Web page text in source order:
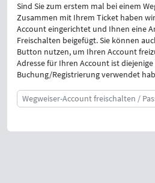
Sind Sie zum erstem mal bei einem
Zusammen mit Ihrem Ticket haben
Account eingerichtet und Ihnen eine
Freischalten beigefügt. Sie können
Button nutzen, um Ihren Account
Adresse für Ihren Account ist
Buchung/Registrierung verwendet
Wegweiser-Account freischalten /